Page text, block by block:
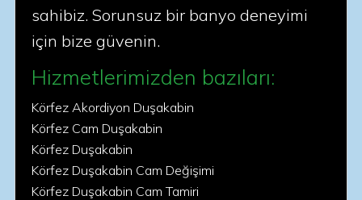
sahibiz. Sorunsuz bir banyo deneyimi
için bize güvenin.
Hizmetlerimizden bazıları:
Körfez Akordiyon Duşakabin
Körfez Cam Duşakabin
Körfez Duşakabin
Körfez Duşakabin Cam Değişimi
Körfez Duşakabin Cam Tamiri